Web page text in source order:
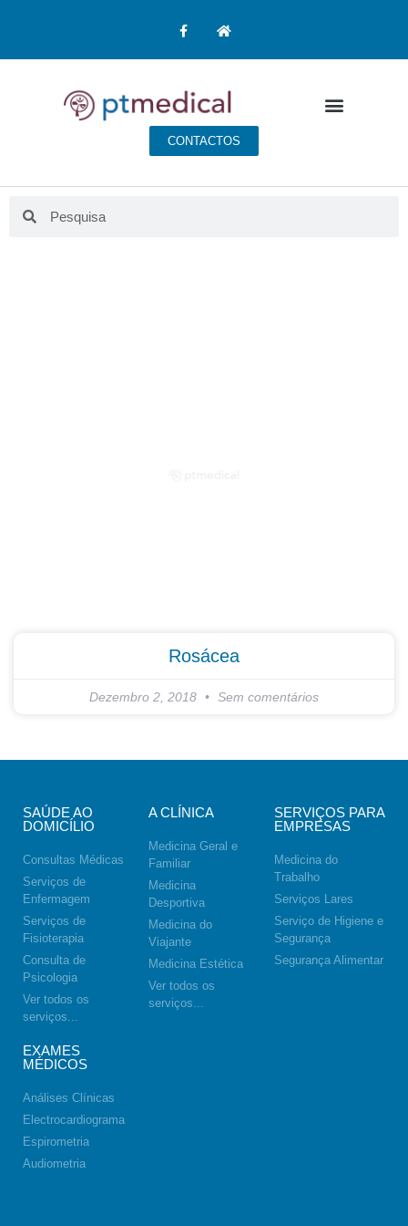
CONTACTOS
Rosácea
Dezembro 2, 2018 Sem comentários
SAÚDE AO
DOMICÍLIO
Consultas Médicas
Serviços de
Enfermagem
Serviços de
Fisioterapia
Consulta de
Psicologia
Ver todos os
serviços...
A CLÍNICA
Medicina Geral e
Familiar
Medicina
Desportiva
Medicina do
Viajante
Medicina Estética
Ver todos os
serviços...
SERVIÇOS PARA
EMPRESAS
Medicina do
Trabalho
Serviços Lares
Serviço de Higiene e
Segurança
Segurança Alimentar
EXAMES
MÉDICOS
Análises Clínicas
Electrocardiograma
Espirometria
Audiometria